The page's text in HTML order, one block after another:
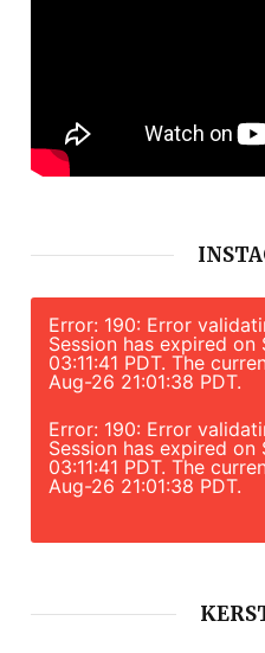
Error: 190: Error
Session has expired on
03:11:41 PDT. The
Aug-26 21:01:38 PDT.
Error: 190: Error
Session has expired on
03:11:41 PDT. The
Aug-26 21:01:38 PDT.